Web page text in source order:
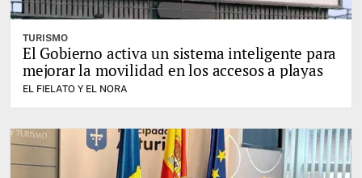
TURISMO
El Gobierno activa un sistema inteligente para
mejorar la movilidad en los accesos a playas
EL FIELATO Y EL NORA